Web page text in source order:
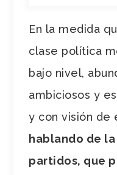
En la medida
clase política
bajo nivel,
ambiciosos y
y con visión de
hablando de
partidos, que